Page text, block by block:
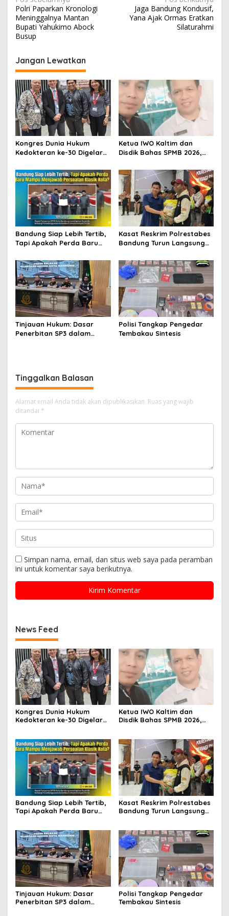
a
v
i
g
a
s
i
p
o
s
Polri Paparkan Kronologi
Meninggalnya Mantan
Bupati Yahukimo Abock
Busup
Jaga Bandung Kondusif,
Yana Ajak Ormas Eratkan
Silaturahmi
Jangan Lewatkan
Kongres Dunia Hukum
Kedokteran ke-30 Digelar
Inovasi, dan Tantangan
Global Kesehatan
Ketua IWO Kaltim dan
Disdik Bahas SPMB 2026,
Transparansi dan Keadilan
bagi Calon Murid
Bandung Siap Lebih Tertib,
Tapi Apakah Perda Baru
Persoalan Klasik Kota?
Kasat Reskrim Polrestabes
Bandung Turun Langsung
Tinjauan Hukum: Dasar
Penerbitan SP3 dalam
Polisi Tangkap Pengedar
Tembakau Sintesis
Tinggalkan Balasan
Alamat email Anda tidak akan dipublikasikan. Ruas yang wajib
ditandai *
Simpan nama, email, dan situs web saya pada peramban
ini untuk komentar saya berikutnya.
News Feed
Kongres Dunia Hukum
Kedokteran ke-30 Digelar
Global Kesehatan
Ketua IWO Kaltim dan
Disdik Bahas SPMB 2026,
bagi Calon Murid
Bandung Siap Lebih Tertib,
Tapi Apakah Perda Baru
Kasat Reskrim Polrestabes
Bandung Turun Langsung
Tinjauan Hukum: Dasar
Penerbitan SP3 dalam
Polisi Tangkap Pengedar
Tembakau Sintesis